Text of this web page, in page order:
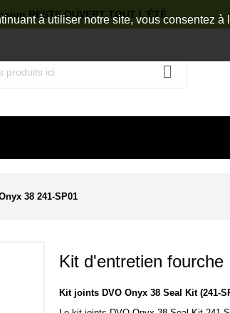
à utiliser notre site, vous consentez
RESTE OUVERT TOUT L'ÉTÉ
38 241-SP01
Kit d'entretien
Kit joints DVO Onyx 38 Seal Kit (241-